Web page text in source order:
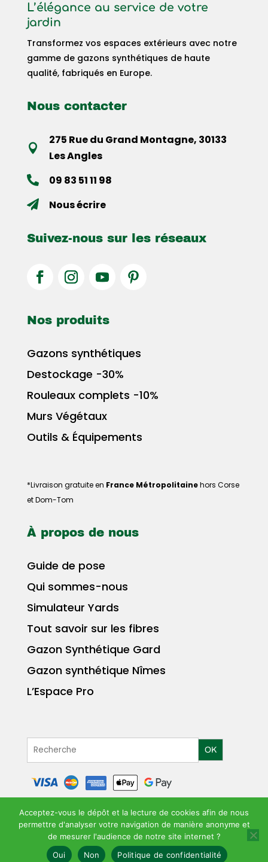
L’élégance au service de votre
jardin
Transformez vos espaces extérieurs avec notre
gamme de gazons synthétiques de haute
qualité, fabriqués en Europe.
Nous contacter

275 Rue du Grand Montagne, 30133
Les Angles
 09 83 51 11 98
 Nous écrire
Suivez-nous sur les réseaux
Nos produits
Gazons synthétiques
Destockage -30%
Rouleaux complets -10%
Murs Végétaux
Outils & Équipements
*Livraison gratuite en France Métropolitainehors Corse
et Dom-Tom
À propos de nous
Guide de pose
Qui sommes-nous
Simulateur Yards
Tout savoir sur les fibres
Gazon Synthétique Gard
Gazon synthétique Nîmes
L’Espace Pro
OK
MENTIONS LÉGALES |POLITIQUE DE
CONFIDENTIALITÉ|CGV
Acceptez-vous le dépôt et la lecture de cookies afin de nous
permettre d'analyser votre navigation de manière anonyme et
de mesurer l'audience de notre site internet ?
Oui
Non Politique de confidentialité